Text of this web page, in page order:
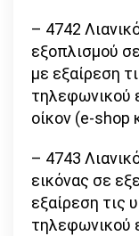
– 4742
εξοπλισμού
με εξαίρεση
τηλεφωνικού
οίκον (e-shop
– 4743
εικόνας σε
εξαίρεση τις
τηλεφωνικού